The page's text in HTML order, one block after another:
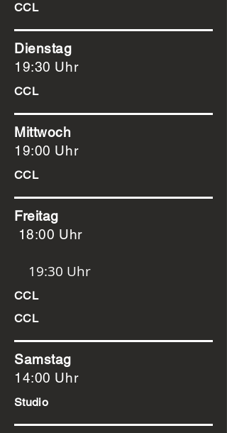
CCL
Dienstag
19:30 Uhr
CCL
Mittwoch
19:00 Uhr
CCL
Freitag
18:00 Uhr
19:30 Uhr
CCL
CCL
Samstag
14:00 Uhr
Studio